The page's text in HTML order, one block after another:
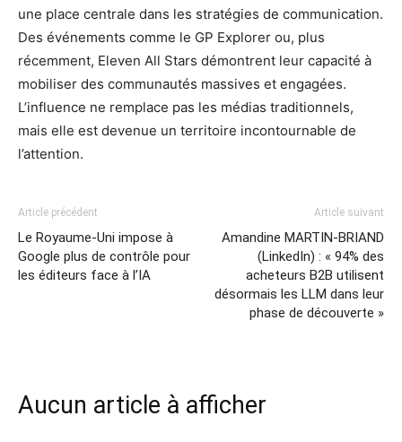
une place centrale dans les stratégies de communication.
Des événements comme le GP Explorer ou, plus
récemment, Eleven All Stars démontrent leur capacité à
mobiliser des communautés massives et engagées.
L’influence ne remplace pas les médias traditionnels,
mais elle est devenue un territoire incontournable de
l’attention.
Article précédent
Le Royaume-Uni impose à
Google plus de contrôle pour
les éditeurs face à l’IA
Article suivant
Amandine MARTIN-BRIAND
(LinkedIn) : « 94% des
acheteurs B2B utilisent
désormais les LLM dans leur
phase de découverte »
Aucun article à afficher